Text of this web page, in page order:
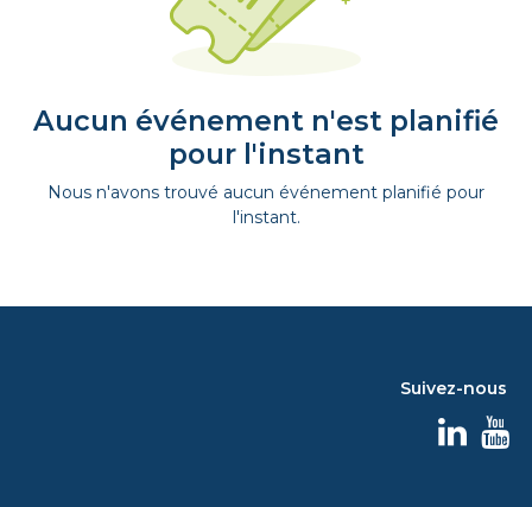
Aucun événement n'est planifié
pour l'instant
Nous n'avons trouvé aucun événement planifié pour
l'instant.
Suivez-nous